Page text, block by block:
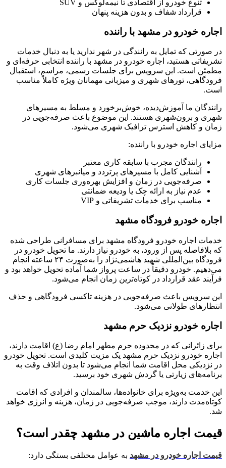
تنوع خودرو از اقتصادی تا نیمه‌لوکس و SUV
قرارداد شفاف و بدون هزینه پنهان
اجاره خودرو در مشهد با راننده
در صورتی که تمایل به رانندگی در شهر ندارید یا به دنبال خدمات
تشریفاتی هستید، اجاره خودرو در مشهد با راننده انتخابی حرفه‌ای و
مطمئن است. این سرویس برای جلسات رسمی، مراسم، استقبال
فرودگاهی، تورهای شهری و میزبانی مهمانان ویژه کاملاً مناسب
است.
رانندگان ما آموزش‌دیده، خوش‌برخورد و مسلط به مسیرهای
شهری و برون‌شهری هستند. این موضوع باعث صرفه‌جویی در
زمان و کاهش استرس ترافیک شهری می‌شود.
مزایای اجاره خودرو با راننده:
رانندگان مجرب با سابقه کاری معتبر
آشنایی کامل با مسیرهای پرتردد و میانبرهای شهری
صرفه‌جویی در زمان و افزایش بهره‌وری جلسات کاری
عدم نیاز به ارائه چک یا ودیعه ضمانتی
مناسب برای خدمات تشریفاتی و VIP
اجاره خودرو فرودگاه مشهد
خدمات اجاره خودرو فرودگاه مشهد برای مسافرانی طراحی شده
که بلافاصله پس از ورود، به خودرو نیاز دارند. ما تحویل خودرو در
فرودگاه بین‌المللی شهید هاشمی‌نژاد را به‌صورت ۲۴ ساعته انجام
می‌دهیم. خودرو دقیقاً در ساعت پرواز شما آماده تحویل خواهد بود و
فرآیند عقد قرارداد در کوتاه‌ترین زمان انجام می‌شود.
این سرویس باعث صرفه‌جویی در هزینه تاکسی فرودگاهی و حذف
انتظارهای طولانی می‌شود.
اجاره خودرو نزدیک حرم مشهد
برای زائرانی که در محدوده حرم مطهر امام رضا (ع) اقامت دارند،
اجاره خودرو نزدیک حرم مشهد یک مزیت کلیدی است. تحویل خودرو
در نزدیکی محل اقامت شما انجام می‌شود تا بدون اتلاف وقت به
برنامه‌های زیارتی یا گردش شهری خود برسید.
این خدمت به‌ویژه برای خانواده‌ها، سالمندان و افرادی که اقامت
کوتاه‌مدت دارند، موجب صرفه‌جویی در زمان، هزینه و انرژی خواهد
شد.
قیمت اجاره ماشین در مشهد چقدر است؟
قیمت اجاره خودرو در مشهد به عوامل مختلفی بستگی دارد: